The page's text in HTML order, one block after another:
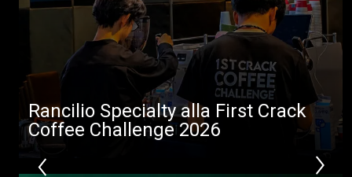
Rancilio Specialty alla First Crack
Coffee Challenge 2026